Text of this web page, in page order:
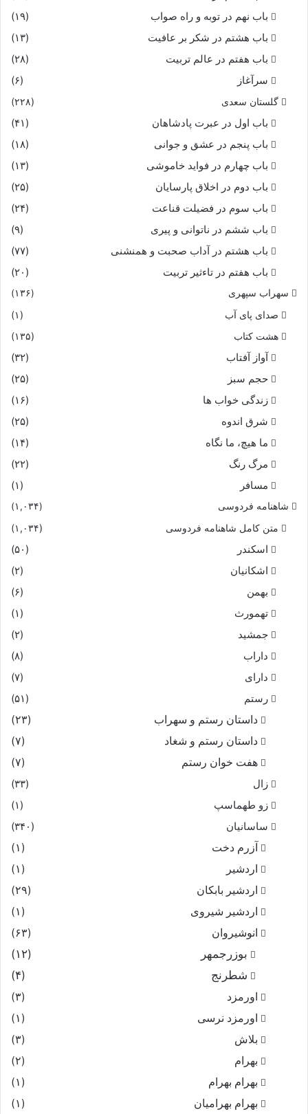
باب نهم در توبه و راه صواب
(۱۹)
باب هشتم در شکر بر عافیت
(۱۳)
باب هفتم در عالم تربیت
(۲۸)
سرآغاز
(۶)
گلستان سعدی (۲۲۸)
باب اول در عبرت پادشاهان
(۴۱)
باب پنجم در عشق و جوانى
(۱۸)
باب چهارم در فواید خاموشى
(۱۳)
باب دوم در اخلاق پارسایان
(۲۵)
باب سوم در فضیلت قناعت
(۲۴)
باب ششم در ناتوانى و پیرى
(۹)
باب هشتم در آداب صحبت و همنشنى
(۷۷)
باب هفتم در تاءثیر تربیت
(۲۰)
سهراب سپهری (۱۳۶)
صدای پای آب
(۱)
هشت کتاب
(۱۳۵)
آواز آفتاب
(۳۲)
حجم سبز
(۲۵)
زندگی خواب ها
(۱۶)
شرق اندوه
(۲۵)
ما هیچ، ما نگاه
(۱۴)
مرگ رنگ
(۲۲)
مسافر
(۱)
شاهنامه فردوسی (۱,۰۳۴)
متن کامل شاهنامه فردوسی (۱,۰۳۴)
اسکندر
(۵۰)
اشکانیان
(۲)
بهمن
(۶)
تهمورث
(۱)
جمشید
(۲)
داراب
(۸)
دارای
(۷)
رستم
(۵۱)
داستان رستم و سهراب
(۲۳)
داستان رستم و شغاد
(۷)
هفت خوان رستم‏
(۷)
زال
(۳۳)
زو طهماسپ‏
(۱)
ساسانیان
(۳۴۰)
آزرم دخت
(۱)
اردشیر
(۱)
اردشیر بابکان
(۲۹)
اردشیر شیروی
(۱)
انوشیروان
(۶۳)
بوزرجمهر
(۱۲)
شطرنج
(۴)
اورمزد
(۳)
اورمزد نرسى‏
(۱)
بلاش
(۳)
بهرام
(۲)
بهرام بهرام
(۱)
بهرام بهرامیان‏
(۱)